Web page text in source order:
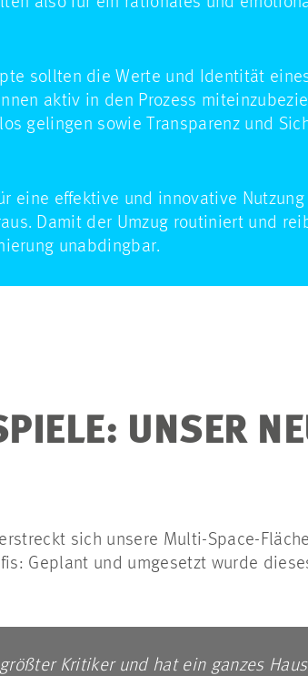
sollten die Werte und Identität
aktiv in den Prozess
gelingen sowie Transparenz und
eine effektive und innovative
Damit der Umzug routiniert und
unabdingbar.
UNSER
sich unsere Multi-Space-
Geplant und umgesetzt wurde
Kritiker und hat ein ganzes